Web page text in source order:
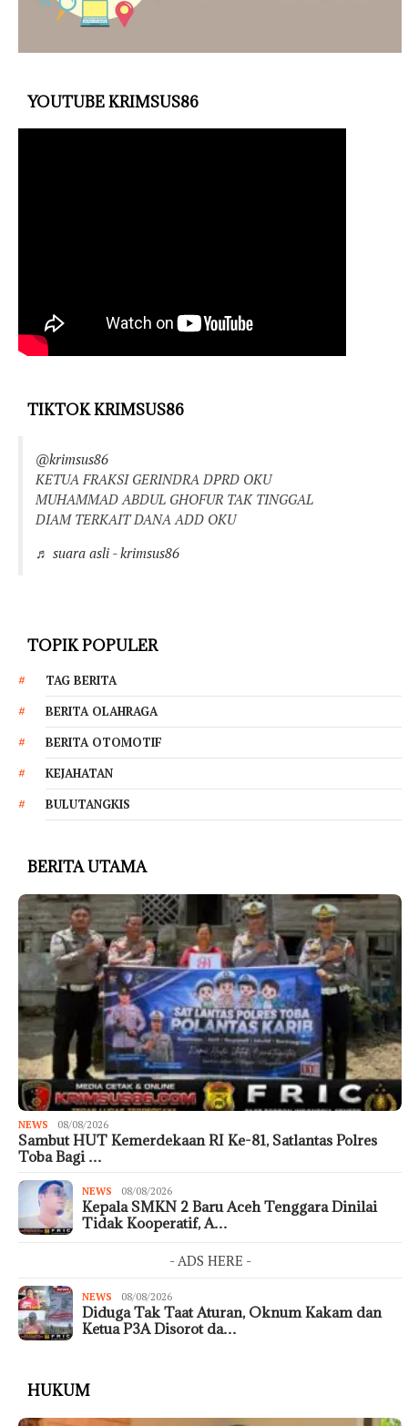
YOUTUBE KRIMSUS86
TIKTOK KRIMSUS86
@krimsus86
KETUA FRAKSI GERINDRA DPRD OKU
MUHAMMAD ABDUL GHOFUR TAK TINGGAL
DIAM TERKAIT DANA ADD OKU
♬ suara asli - krimsus86
TOPIK POPULER
TAG BERITA
BERITA OLAHRAGA
BERITA OTOMOTIF
KEJAHATAN
BULUTANGKIS
BERITA UTAMA
NEWS 08/08/2026
Sambut HUT Kemerdekaan RI Ke-81, Satlantas Polres
Toba Bagi …
NEWS 08/08/2026
Kepala SMKN 2 Baru Aceh Tenggara Dinilai
Tidak Kooperatif, A…
- ADS HERE -
NEWS 08/08/2026
Diduga Tak Taat Aturan, Oknum Kakam dan
Ketua P3A Disorot da…
HUKUM